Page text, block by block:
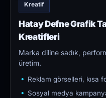
Kreatif
Hatay Defne Grafik
Kreatifleri
Marka diline sadık,
üretim.
Reklam görselleri, kısa
Sosyal medya